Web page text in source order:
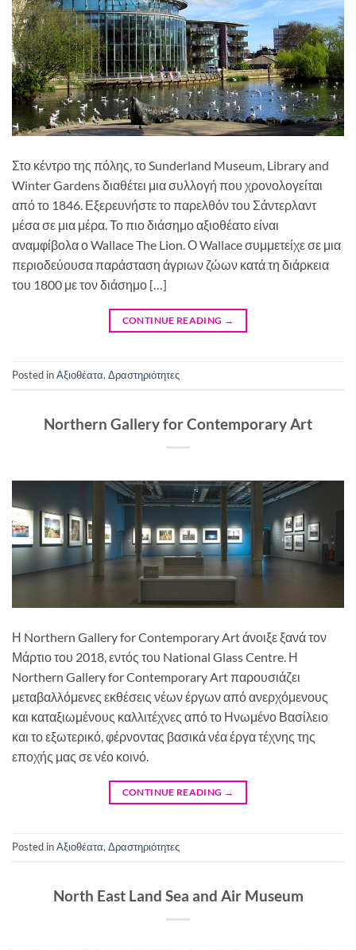
Στο κέντρο της πόλης, το Sunderland Museum, Library and
Winter Gardens διαθέτει μια συλλογή που χρονολογείται
από το 1846. Εξερευνήστε το παρελθόν του Σάντερλαντ
μέσα σε μια μέρα. Το πιο διάσημο αξιοθέατο είναι
αναμφίβολα ο Wallace The Lion. Ο Wallace συμμετείχε σε μια
περιοδεύουσα παράσταση άγριων ζώων κατά τη διάρκεια
του 1800 με τον διάσημο […]
CONTINUE READING →
Posted inΑξιοθέατα, Δραστηριότητες
Northern Gallery for Contemporary Art
Η Northern Gallery for Contemporary Art άνοιξε ξανά τον
Μάρτιο του 2018, εντός του National Glass Centre. Η
Northern Gallery for Contemporary Art παρουσιάζει
μεταβαλλόμενες εκθέσεις νέων έργων από ανερχόμενους
και καταξιωμένους καλλιτέχνες από το Ηνωμένο Βασίλειο
και το εξωτερικό, φέρνοντας βασικά νέα έργα τέχνης της
εποχής μας σε νέο κοινό.
CONTINUE READING →
Posted inΑξιοθέατα, Δραστηριότητες
North East Land Sea and Air Museum